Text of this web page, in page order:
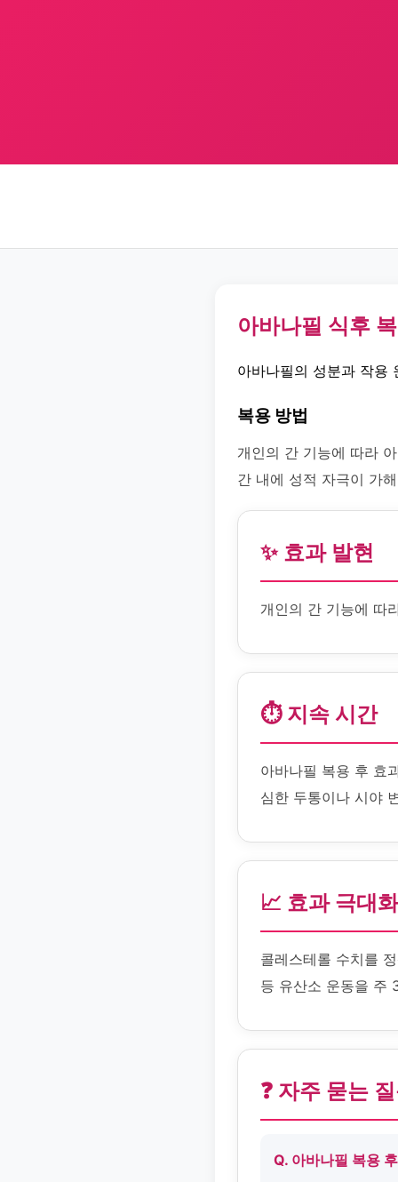
아바나필 식후
아바나필의 성분과 작용
복용 방법
개인의 간 기능에 따라
간 내에 성적 자극이 가
✨ 효과 발현
개인의 간 기능에 따
⏱️ 지속 시간
아바나필 복용 후 효
심한 두통이나 시야
📈 효과 극대화
콜레스테롤 수치를
등 유산소 운동을 주
❓ 자주 묻는
Q. 아바나필 복용